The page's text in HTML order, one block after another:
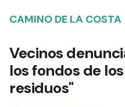
CAMINO DE LA COSTA
Vecinos
los fondos de
residuos"